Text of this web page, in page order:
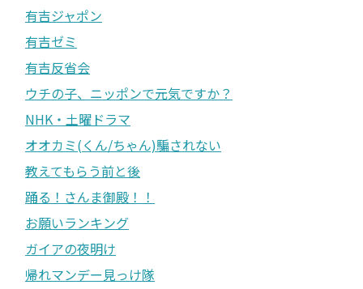
有吉ジャポン
有吉ゼミ
有吉反省会
ウチの子、ニッポンで元気ですか？
NHK・土曜ドラマ
オオカミ(くん/ちゃん)騙されない
教えてもらう前と後
踊る！さんま御殿！！
お願いランキング
ガイアの夜明け
帰れマンデー見っけ隊